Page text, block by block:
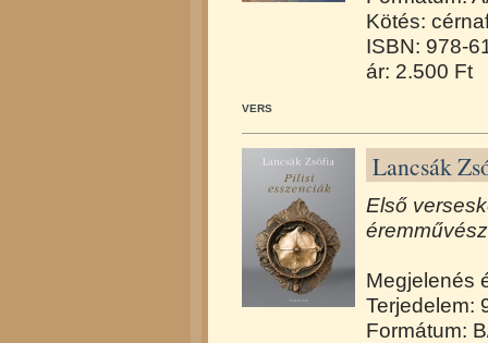
Kötés:
ISBN: 978-
ár: 2.500 Ft
VERS
Lancsák
Első
Megjelenés
Terjedelem:
Formátum: